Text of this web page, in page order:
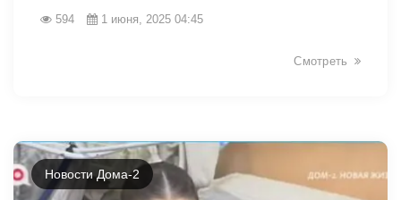
594 1 июня, 2025 04:45
Смотреть
Новости Дома-2